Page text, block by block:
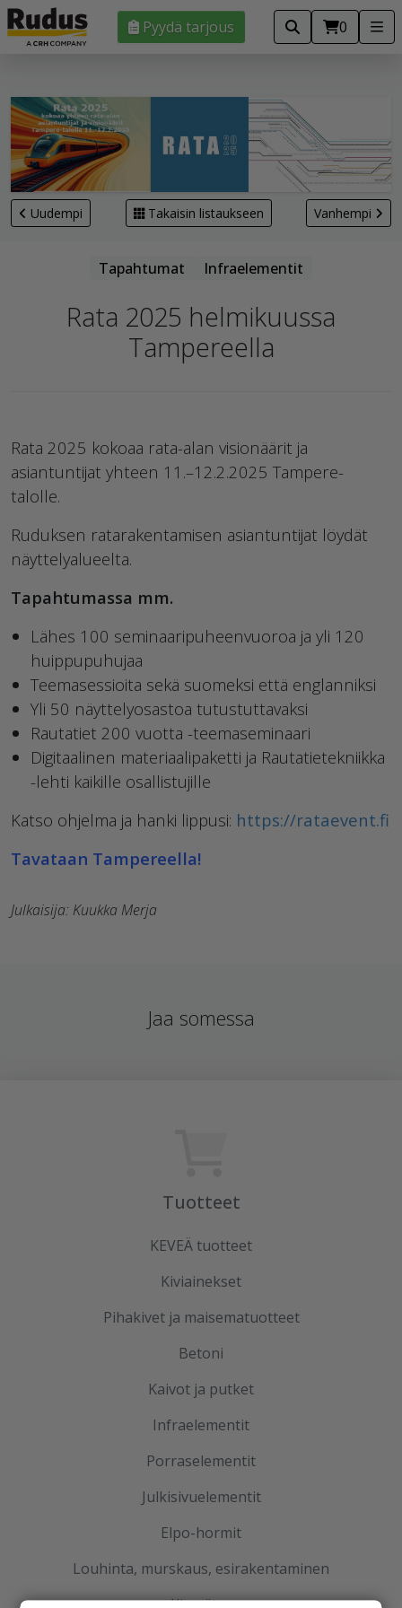
Pyydä tarjous 0
Uudempi Takaisin listaukseen Vanhempi
Tapahtumat Infraelementit
Rata 2025 helmikuussa
Tampereella
Rata 2025 kokoaa rata-alan visionäärit ja
asiantuntijat yhteen 11.–12.2.2025 Tampere-
talolle.
Ruduksen ratarakentamisen asiantuntijat löydät
näyttelyalueelta.
Tapahtumassa mm.
Lähes 100 seminaaripuheenvuoroa ja yli 120
huippupuhujaa
Teemasessioita sekä suomeksi että englanniksi
Yli 50 näyttelyosastoa tutustuttavaksi
Rautatiet 200 vuotta -teemaseminaari
Digitaalinen materiaalipaketti ja Rautatietekniikka
-lehti kaikille osallistujille
Katso ohjelma ja hanki lippusi: https://rataevent.fi
Tavataan Tampereella!
Julkaisija: Kuukka Merja
Jaa somessa
Tuotteet
KEVEÄ tuotteet
Kiviainekset
Pihakivet ja maisematuotteet
Betoni
Kaivot ja putket
Infraelementit
Porraselementit
Julkisivuelementit
Elpo-hormit
Louhinta, murskaus, esirakentaminen